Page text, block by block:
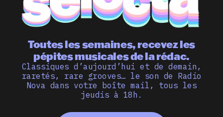
Toutes les semaines, recevez les
pépites musicales de la rédac.
Classiques d’aujourd’hui et de demain,
raretés, rare grooves… le son de Radio
Nova dans votre boîte mail, tous les
jeudis à 18h.